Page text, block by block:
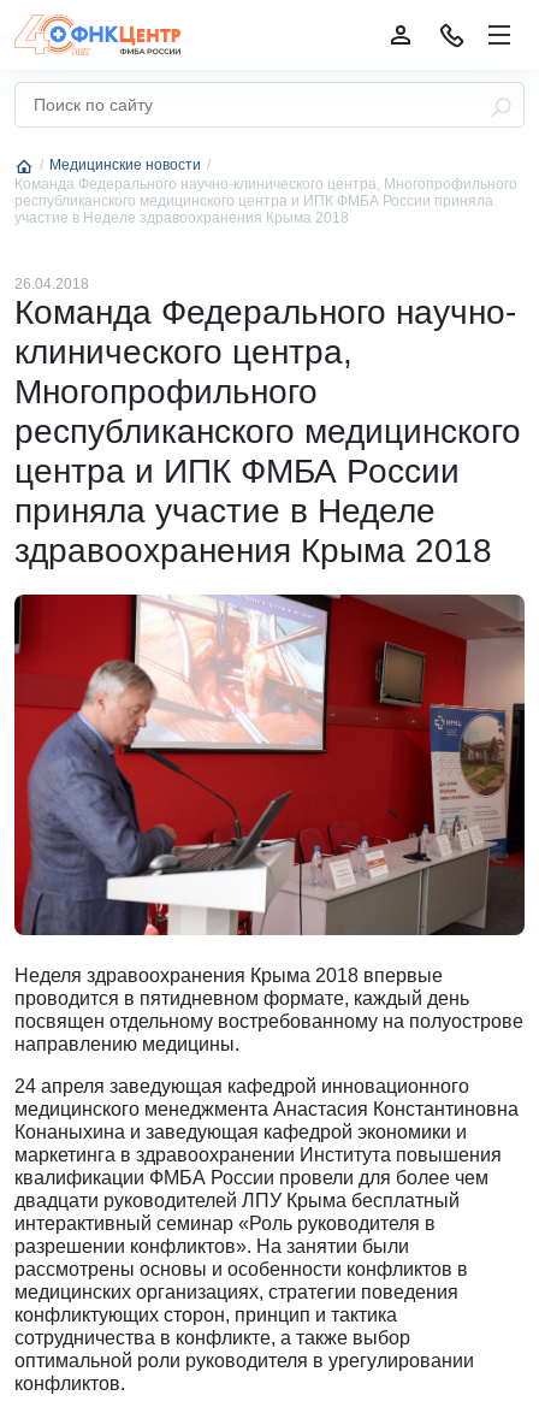
Медицинские новости
Команда Федерального научно-клинического центра, Многопрофильного
республиканского медицинского центра и ИПК ФМБА России приняла
участие в Неделе здравоохранения Крыма 2018
26.04.2018
Команда Федерального научно-
клинического центра,
Многопрофильного
республиканского медицинского
центра и ИПК ФМБА России
приняла участие в Неделе
здравоохранения Крыма 2018
Неделя здравоохранения Крыма 2018 впервые
проводится в пятидневном формате, каждый день
посвящен отдельному востребованному на полуострове
направлению медицины.
24 апреля заведующая кафедрой инновационного
медицинского менеджмента Анастасия Константиновна
Конаныхина и заведующая кафедрой экономики и
маркетинга в здравоохранении Института повышения
квалификации ФМБА России провели для более чем
двадцати руководителей ЛПУ Крыма бесплатный
интерактивный семинар «Роль руководителя в
разрешении конфликтов». На занятии были
рассмотрены основы и особенности конфликтов в
медицинских организациях, стратегии поведения
конфликтующих сторон, принцип и тактика
сотрудничества в конфликте, а также выбор
оптимальной роли руководителя в урегулировании
конфликтов.